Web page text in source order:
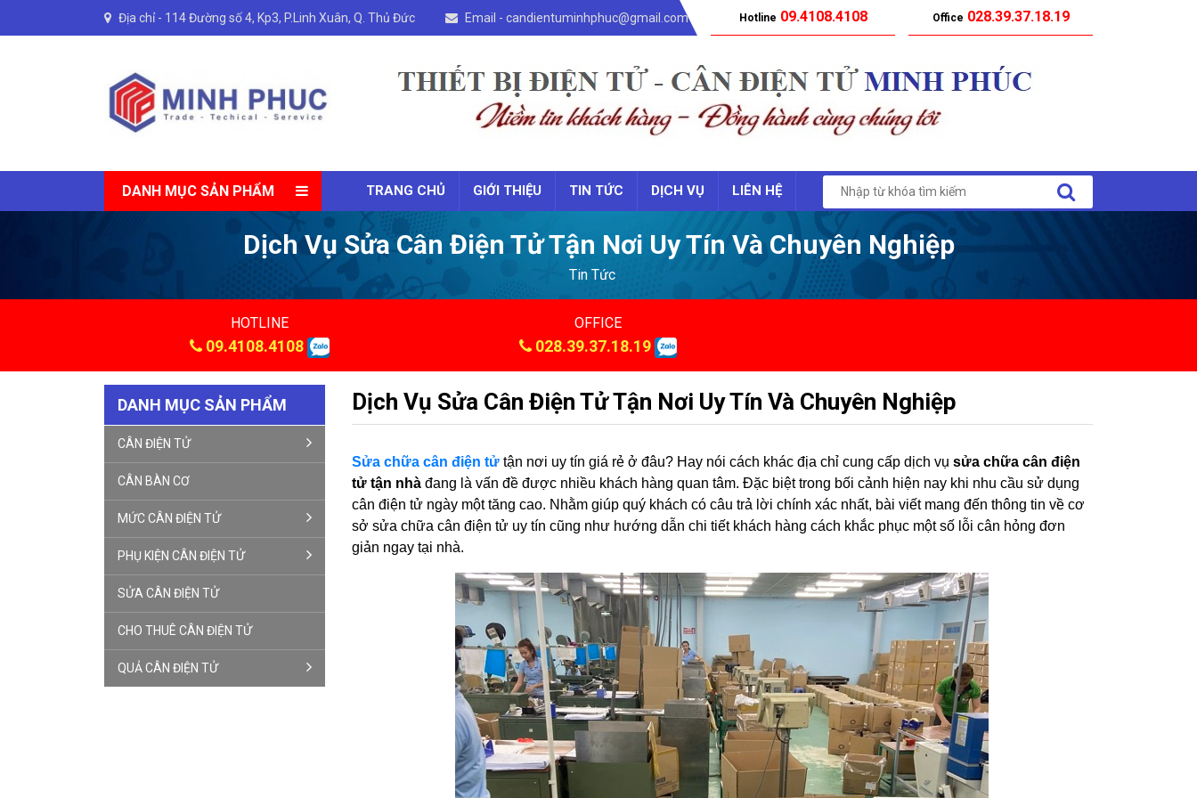
Địa chỉ - 114 Đường số 4, Kp3, P.Linh Xuân, Q. Thủ Đức Email - candientuminhphuc@gmail.com Hotline 09.4108.4108 Office 028.39.37.18.19
DANH MỤC SẢN PHẨM TRANG CHỦ GIỚI THIỆU TIN TỨC DỊCH VỤ LIÊN HỆ
Dịch Vụ Sửa Cân Điện Tử Tận Nơi Uy Tín Và Chuyên Nghiệp
Tin Tức
HOTLINE
09.4108.4108
OFFICE
028.39.37.18.19
DANH MỤC SẢN PHẨM
CÂN ĐIỆN TỬ
CÂN BÀN CƠ
MỨC CÂN ĐIỆN TỬ
PHỤ KIỆN CÂN ĐIỆN TỬ
SỬA CÂN ĐIỆN TỬ
CHO THUÊ CÂN ĐIỆN TỬ
QUẢ CÂN ĐIỆN TỬ
Dịch Vụ Sửa Cân Điện Tử Tận Nơi Uy Tín Và Chuyên Nghiệp
Sửa chữa cân điện tử tận nơi uy tín giá rẻ ở đâu? Hay nói cách khác địa chỉ cung cấp dịch vụ sửa chữa cân điện
tử tận nhàđang là vấn đề được nhiều khách hàng quan tâm. Đặc biệt trong bối cảnh hiện nay khi nhu cầu sử dụng
cân điện tử ngày một tăng cao. Nhằm giúp quý khách có câu trả lời chính xác nhất, bài viết mang đến thông tin về cơ
sở sửa chữa cân điện tử uy tín cũng như hướng dẫn chi tiết khách hàng cách khắc phục một số lỗi cân hỏng đơn
giản ngay tại nhà.